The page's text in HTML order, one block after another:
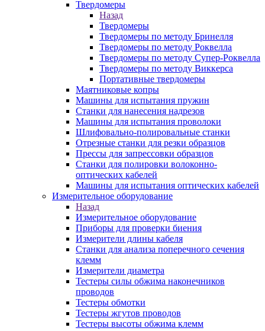
Твердомеры
Назад
Твердомеры
Твердомеры по методу Бринелля
Твердомеры по методу Роквелла
Твердомеры по методу Супер-Роквелла
Твердомеры по методу Виккерса
Портативные твердомеры
Маятниковые копры
Машины для испытания пружин
Станки для нанесения надрезов
Машины для испытания проволоки
Шлифовально-полировальные станки
Отрезные станки для резки образцов
Прессы для запрессовки образцов
Станки для полировки волоконно-
оптических кабелей
Машины для испытания оптических кабелей
Измерительное оборудование
Назад
Измерительное оборудование
Приборы для проверки биения
Измерители длины кабеля
Станки для анализа поперечного сечения
клемм
Измерители диаметра
Тестеры силы обжима наконечников
проводов
Тестеры обмотки
Тестеры жгутов проводов
Тестеры высоты обжима клемм